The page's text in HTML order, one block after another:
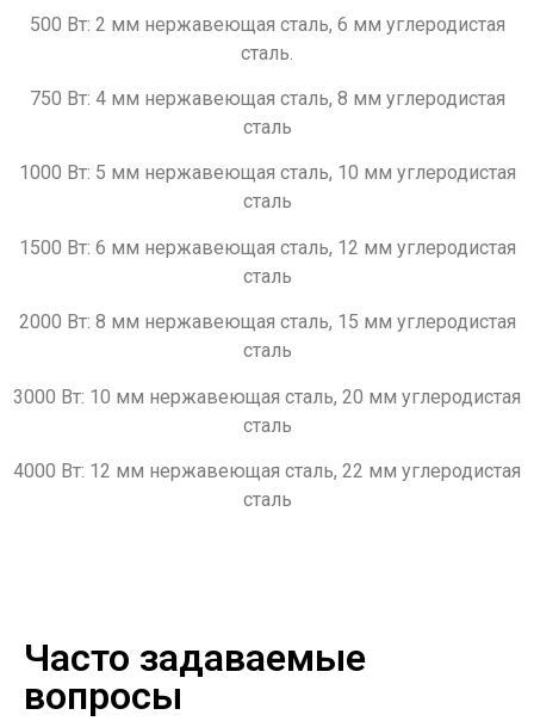
500 Вт: 2 мм нержавеющая сталь, 6 мм углеродистая
сталь.
750 Вт: 4 мм нержавеющая сталь, 8 мм углеродистая
сталь
1000 Вт: 5 мм нержавеющая сталь, 10 мм углеродистая
сталь
1500 Вт: 6 мм нержавеющая сталь, 12 мм углеродистая
сталь
2000 Вт: 8 мм нержавеющая сталь, 15 мм углеродистая
сталь
3000 Вт: 10 мм нержавеющая сталь, 20 мм углеродистая
сталь
4000 Вт: 12 мм нержавеющая сталь, 22 мм углеродистая
сталь
Часто задаваемые
вопросы